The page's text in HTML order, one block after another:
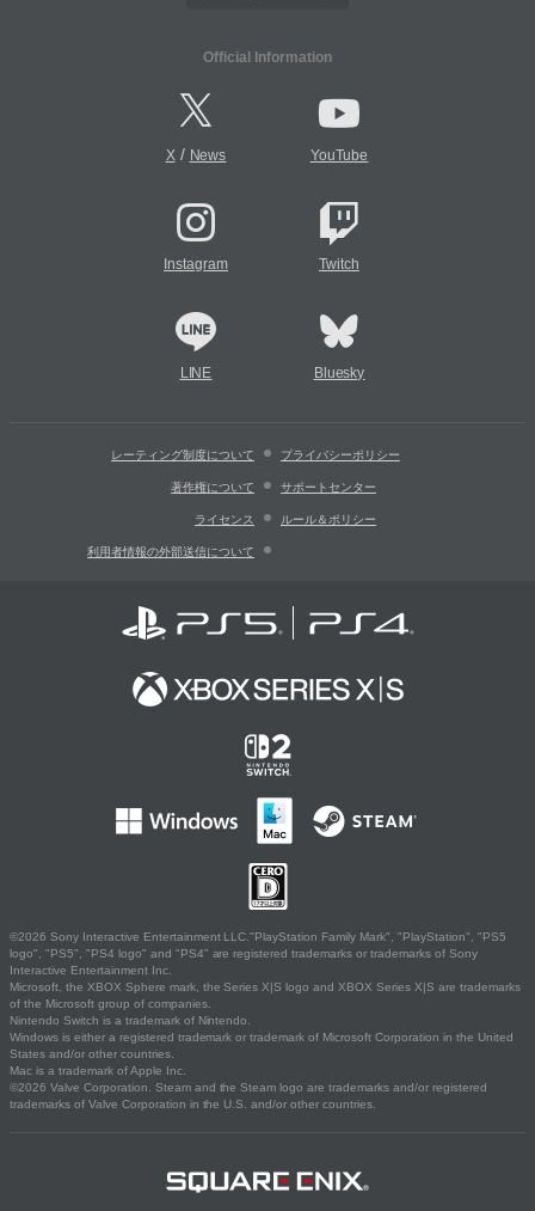
Official Information
X/ News YouTube
Instagram Twitch
LINE Bluesky
レーティング制度について プライバシーポリシー
著作権について サポートセンター
ライセンス ルール＆ポリシー
利用者情報の外部送信について
©2026 Sony Interactive Entertainment LLC."PlayStation Family Mark", "PlayStation", "PS5
logo", "PS5", "PS4 logo" and "PS4" are registered trademarks or trademarks of Sony
Interactive Entertainment Inc.
Microsoft, the XBOX Sphere mark, the Series X|S logo and XBOX Series X|S are trademarks
of the Microsoft group of companies.
Nintendo Switch is a trademark of Nintendo.
Windows is either a registered trademark or trademark of Microsoft Corporation in the United
States and/or other countries.
Mac is a trademark of Apple Inc.
©2026 Valve Corporation. Steam and the Steam logo are trademarks and/or registered
trademarks of Valve Corporation in the U.S. and/or other countries.